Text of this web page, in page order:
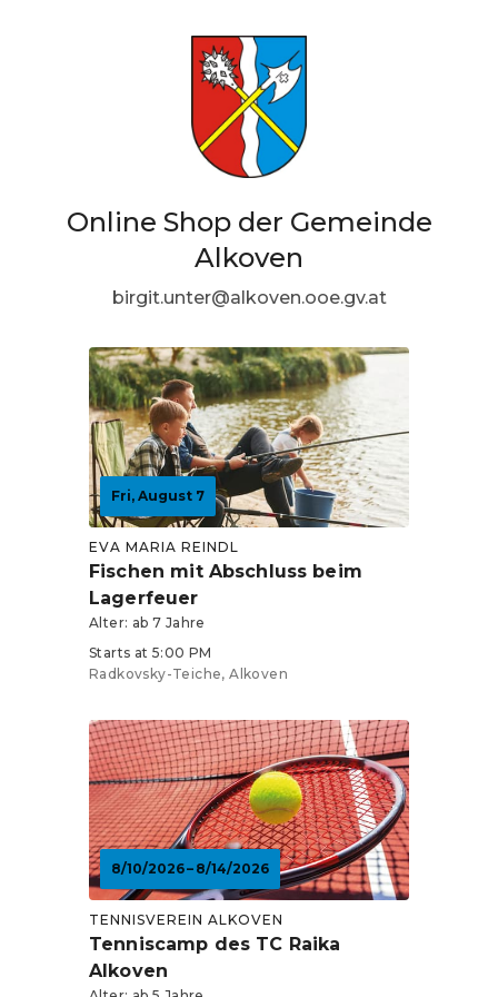
Online Shop der Gemeinde
Alkoven
birgit.unter@alkoven.ooe.gv.at
Fri, August 7
EVA MARIA REINDL
Fischen mit Abschluss beim
Lagerfeuer
Alter: ab 7 Jahre
Starts at 5:00 PM
Radkovsky-Teiche, Alkoven
8/10/2026 – 8/14/2026
TENNISVEREIN ALKOVEN
Tenniscamp des TC Raika
Alkoven